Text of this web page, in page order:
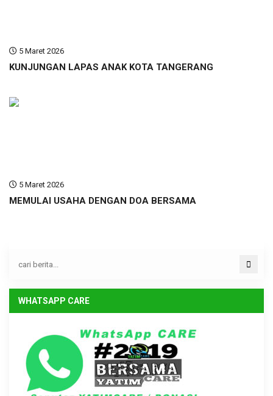
5 Maret 2026
KUNJUNGAN LAPAS ANAK KOTA TANGERANG
5 Maret 2026
MEMULAI USAHA DENGAN DOA BERSAMA
WHATSAPP CARE